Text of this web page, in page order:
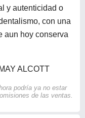
y autenticidad o
con una
aun hoy conserva
ALCOTT
podría ya no estar
de las ventas.